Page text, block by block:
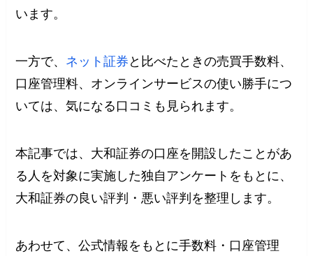
います。
一方で、 ネット証券 と比べたときの売買手数料、
口座管理料、オンラインサービスの使い勝手につ
いては、気になる口コミも見られます。
本記事では、大和証券の口座を開設したことがあ
る人を対象に実施した独自アンケートをもとに、
大和証券の良い評判・悪い評判を整理します。
あわせて、公式情報をもとに手数料・口座管理